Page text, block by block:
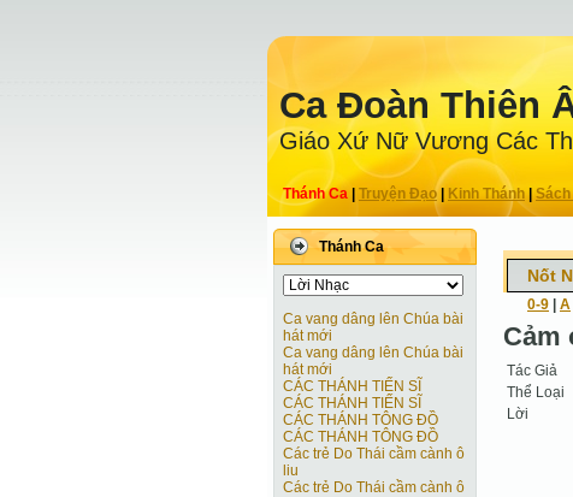
Ca Ðoàn Thiên
Giáo Xứ Nữ Vương Các
Thánh Ca Truyện Ðạo| Kinh Thánh
Thánh Ca
Ca vang dâng lên Chúa bài
hát mới
Ca vang dâng lên Chúa bài
hát mới
CÁC THÁNH TIẾN SĨ
CÁC THÁNH TIẾN SĨ
CÁC THÁNH TÔNG ĐỒ
CÁC THÁNH TÔNG ĐỒ
Các trẻ Do Thái cầm cành ô
liu
Các trẻ Do Thái cầm cành ô
Nốt
0-9 A
Cảm
Tác Giả
Thể Loại
Lời